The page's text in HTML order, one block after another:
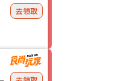
去領取